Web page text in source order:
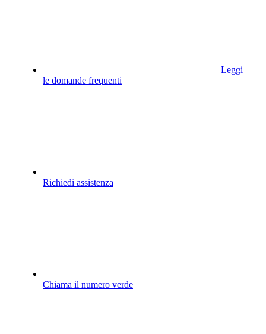
Leggi
le domande frequenti
Richiedi assistenza
Chiama il numero verde